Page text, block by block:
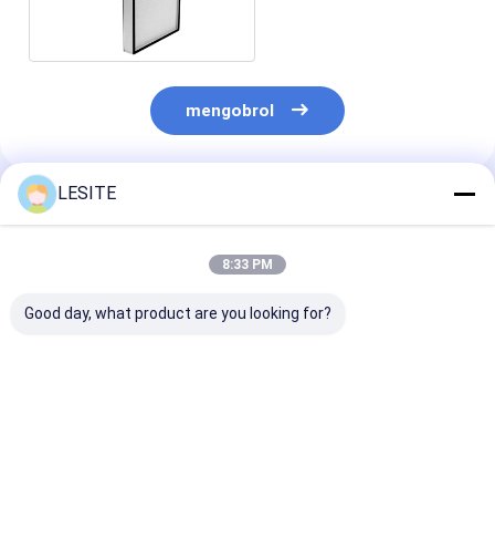
mengobrol
Rekomendasi Produk
LESITE
8:33 PM
Good day, what product are you looking for?